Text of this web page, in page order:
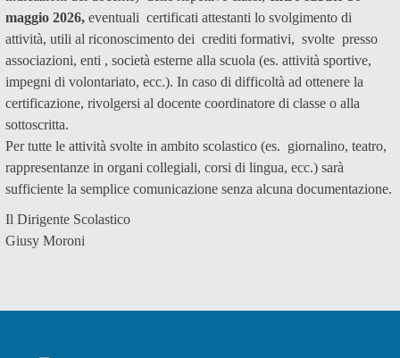
maggio 2026, eventuali certificati attestanti lo svolgimento di
attività, utili al riconoscimento dei crediti formativi, svolte presso
associazioni, enti , società esterne alla scuola (es. attività sportive,
impegni di volontariato, ecc.). In caso di difficoltà ad ottenere la
certificazione, rivolgersi al docente coordinatore di classe o alla
sottoscritta.
Per tutte le attività svolte in ambito scolastico (es. giornalino, teatro,
rappresentanze in organi collegiali, corsi di lingua, ecc.) sarà
sufficiente la semplice comunicazione senza alcuna documentazione.
Il Dirigente Scolastico
Giusy Moroni